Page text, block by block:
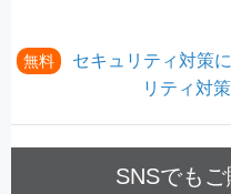
無料
セキュリティ対策
リティ対
SNSでもご